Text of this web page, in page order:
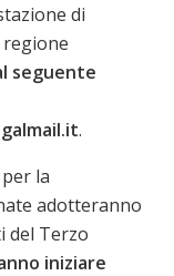
di
seguente
.
la
adotteranno
del Terzo
iniziare